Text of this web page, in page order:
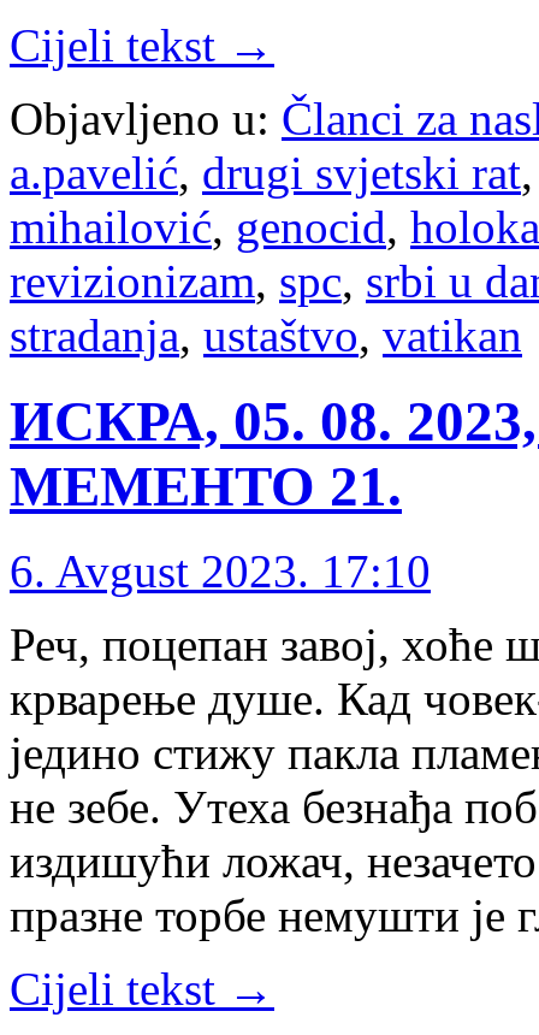
Cijeli tekst →
Objavljeno u: Članci za
a.pavelić, drugi svjetski rat
mihailović, genocid,
revizionizam, spc, srbi u
stradanja, ustaštvo, vatikan
ИСКРА, 05. 08.
МЕМЕНТО 21.
6. Avgust 2023. 17:10
Реч, поцепан завој, хоће
крварење душе. Кад
једино стижу пакла
не зебе. Утеха безнађа
издишући ложач,
празне торбе немушти
Cijeli tekst →